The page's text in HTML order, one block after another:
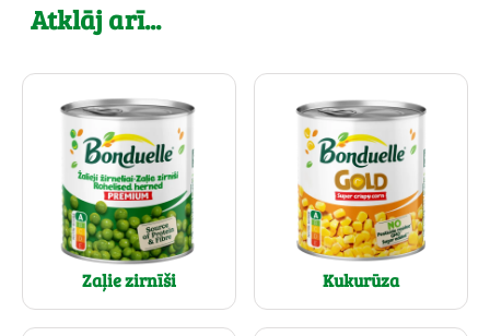
Atklāj arī...
Zaļie zirnīši Kukurūza